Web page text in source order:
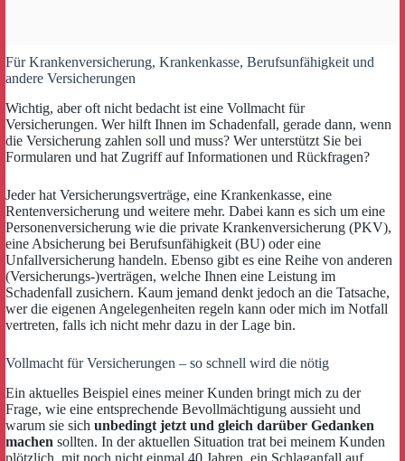
Für Krankenversicherung, Krankenkasse, Berufsunfähigkeit und
andere Versicherungen
Wichtig, aber oft nicht bedacht ist eine Vollmacht für
Versicherungen. Wer hilft Ihnen im Schadenfall, gerade dann, wenn
die Versicherung zahlen soll und muss? Wer unterstützt Sie bei
Formularen und hat Zugriff auf Informationen und Rückfragen?
Jeder hat Versicherungsverträge, eine Krankenkasse, eine
Rentenversicherung und weitere mehr. Dabei kann es sich um eine
Personenversicherung wie die private Krankenversicherung (PKV),
eine Absicherung bei Berufsunfähigkeit (BU) oder eine
Unfallversicherung handeln. Ebenso gibt es eine Reihe von anderen
(Versicherungs-)verträgen, welche Ihnen eine Leistung im
Schadenfall zusichern. Kaum jemand denkt jedoch an die Tatsache,
wer die eigenen Angelegenheiten regeln kann oder mich im Notfall
vertreten, falls ich nicht mehr dazu in der Lage bin.
Vollmacht für Versicherungen – so schnell wird die nötig
Ein aktuelles Beispiel eines meiner Kunden bringt mich zu der
Frage, wie eine entsprechende Bevollmächtigung aussieht und
warum sie sich unbedingt jetzt und gleich darüber Gedanken
machen sollten. In der aktuellen Situation trat bei meinem Kunden
plötzlich, mit noch nicht einmal 40 Jahren, ein Schlaganfall auf,